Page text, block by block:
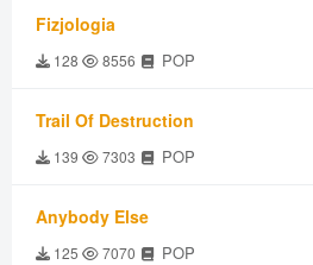
Fizjologia
128 8556 POP
Trail Of Destruction
139 7303 POP
Anybody Else
125 7070 POP